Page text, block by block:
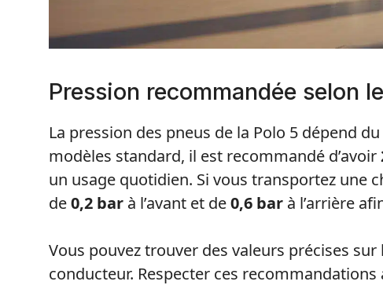
Pression recommandée selon
La pression des pneus de la Polo 5 dépend
modèles standard, il est recommandé d’avoir
un usage quotidien. Si vous transportez une
de0,2 bar à l’avant et de0,6 bar à l’arrière
Vous pouvez trouver des valeurs précises
conducteur. Respecter ces